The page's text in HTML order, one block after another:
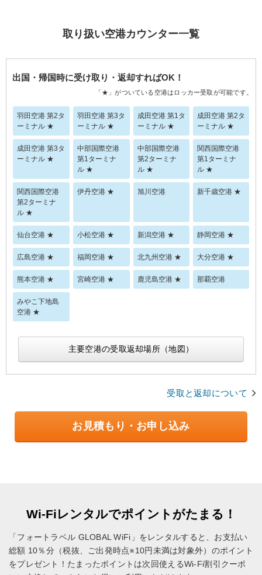
取り扱い空港カウンター一覧
出国・帰国時に受け取り・返却すればOK！
「★」がついている空港はロッカー受取が可能です。
羽田空港 第2タ
ーミナル ★
羽田空港 第3タ
ーミナル ★
成田空港 第1タ
ーミナル ★
成田空港 第2タ
ーミナル ★
成田空港 第3タ
ーミナル ★
中部国際空港
第1ターミナ
ル ★
中部国際空港
第2ターミナ
ル ★
関西国際空港
第1ターミナ
ル ★
関西国際空港
第2ターミナ
ル ★
伊丹空港 ★ 旭川空港 新千歳空港 ★
仙台空港 ★ 小松空港 ★ 新潟空港 ★ 静岡空港 ★
広島空港 ★ 福岡空港 ★ 北九州空港 ★ 大分空港 ★
熊本空港 ★ 宮崎空港 ★ 鹿児島空港 ★ 那覇空港
みやこ下地島
空港 ★
主要空港の受取返却場所（地図）
受取と返却について
お見積もり・お申し込み
Wi-Fiレンタルでポイントがたまる！
「フォートラベル GLOBAL WiFi」をレンタルすると、お支払い
総額 10％分（税抜、ご出発時点※10円未満は対象外）のポイント
をプレゼント！ たまったポイントは次回使えるWi-Fi割引クーポ